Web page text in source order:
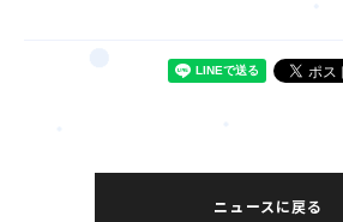
ニュースに戻る